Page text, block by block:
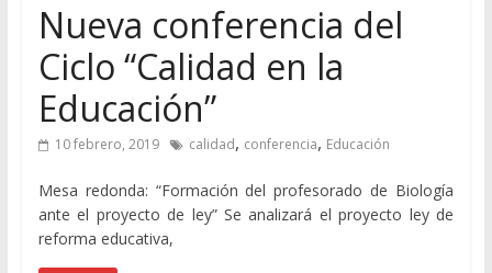
Nueva conferencia del
Ciclo “Calidad en la
Educación”
10 febrero, 2019 calidad, conferencia, Educación
Mesa redonda: “Formación del profesorado de Biología
ante el proyecto de ley” Se analizará el proyecto ley de
reforma educativa,